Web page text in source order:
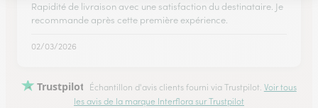
Rapidité de livraison avec une satisfaction du destinataire. Je
recommande après cette première expérience.
02/03/2026
Trustpilot Échantillon d'avis clients fourni via Trustpilot. Voir tous
les avis de la marque Interflora sur Trustpilot